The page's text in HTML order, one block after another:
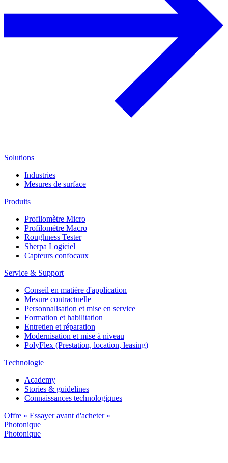
Solutions
Industries
Mesures de surface
Produits
Profilomètre Micro
Profilomètre Macro
Roughness Tester
Sherpa Logiciel
Capteurs confocaux
Service & Support
Conseil en matière d'application
Mesure contractuelle
Personnalisation et mise en service
Formation et habilitation
Entretien et réparation
Modernisation et mise à niveau
PolyFlex (Prestation, location, leasing)
Technologie
Academy
Stories & guidelines
Connaissances technologiques
Offre « Essayer avant d'acheter »
Photonique
Photonique